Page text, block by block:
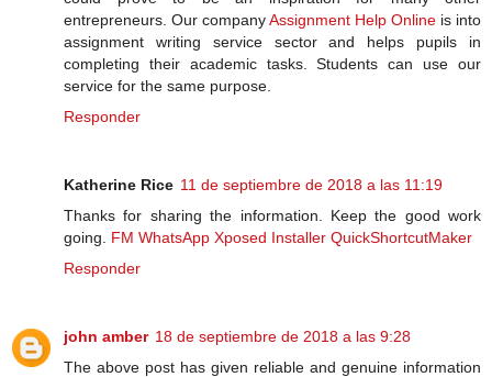
entrepreneurs. Our companyAssignment Help Online is into
assignment writing service sector and helps pupils in
completing their academic tasks. Students can use our
service for the same purpose.
Responder
Katherine Rice 11 de septiembre de 2018 a las 11:19
Thanks for sharing the information. Keep the good work
going.
FM WhatsApp Xposed Installer QuickShortcutMaker
Responder
john amber 18 de septiembre de 2018 a las 9:28
The above post has given reliable and genuine information